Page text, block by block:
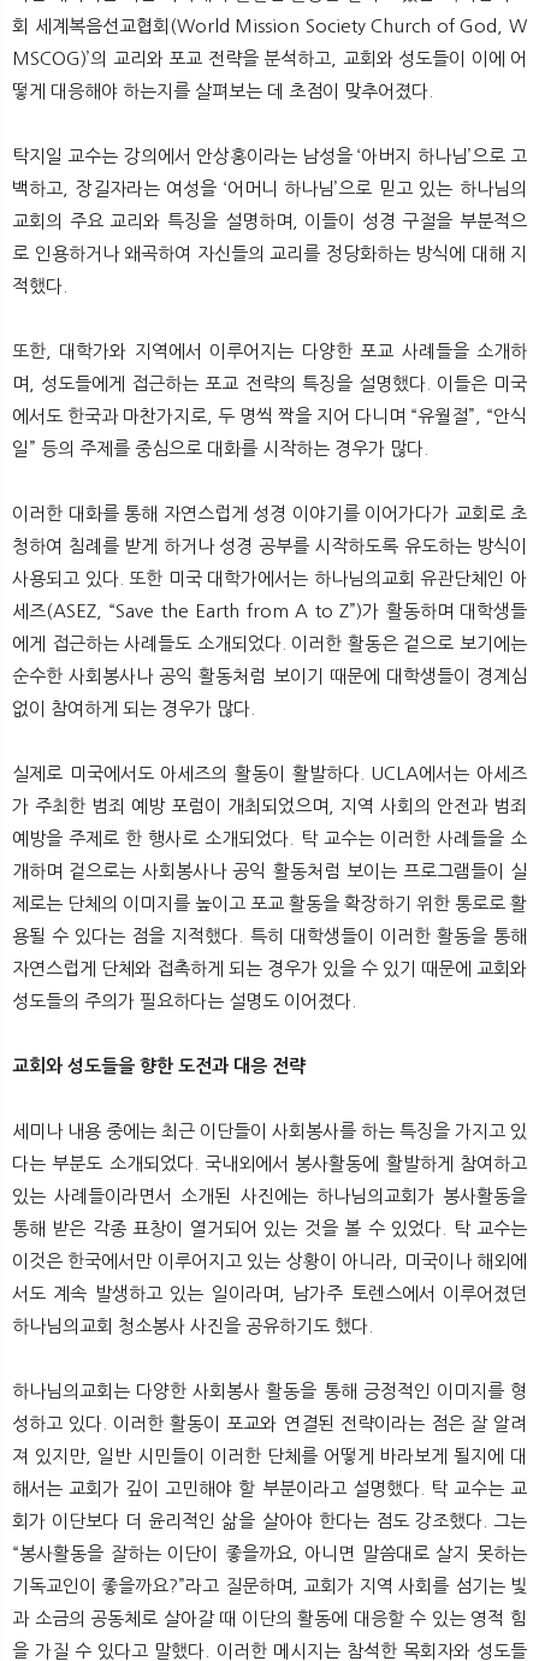
회 세계복음선교협회(World Mission Society Church of God, W
MSCOG)’의 교리와 포교 전략을 분석하고, 교회와 성도들이 이에 어
떻게 대응해야 하는지를 살펴보는 데 초점이 맞추어졌다.
탁지일 교수는 강의에서 안상홍이라는 남성을 ‘아버지 하나님’으로 고
백하고, 장길자라는 여성을 ‘어머니 하나님’으로 믿고 있는 하나님의
교회의 주요 교리와 특징을 설명하며, 이들이 성경 구절을 부분적으
로 인용하거나 왜곡하여 자신들의 교리를 정당화하는 방식에 대해 지
적했다.
또한, 대학가와 지역에서 이루어지는 다양한 포교 사례들을 소개하
며, 성도들에게 접근하는 포교 전략의 특징을 설명했다. 이들은 미국
에서도 한국과 마찬가지로, 두 명씩 짝을 지어 다니며 “유월절”, “안식
일” 등의 주제를 중심으로 대화를 시작하는 경우가 많다.
이러한 대화를 통해 자연스럽게 성경 이야기를 이어가다가 교회로 초
청하여 침례를 받게 하거나 성경 공부를 시작하도록 유도하는 방식이
사용되고 있다. 또한 미국 대학가에서는 하나님의교회 유관단체인 아
세즈(ASEZ, “Save the Earth from A to Z”)가 활동하며 대학생들
에게 접근하는 사례들도 소개되었다. 이러한 활동은 겉으로 보기에는
순수한 사회봉사나 공익 활동처럼 보이기 때문에 대학생들이 경계심
없이 참여하게 되는 경우가 많다.
실제로 미국에서도 아세즈의 활동이 활발하다. UCLA에서는 아세즈
가 주최한 범죄 예방 포럼이 개최되었으며, 지역 사회의 안전과 범죄
예방을 주제로 한 행사로 소개되었다. 탁 교수는 이러한 사례들을 소
개하며 겉으로는 사회봉사나 공익 활동처럼 보이는 프로그램들이 실
제로는 단체의 이미지를 높이고 포교 활동을 확장하기 위한 통로로 활
용될 수 있다는 점을 지적했다. 특히 대학생들이 이러한 활동을 통해
자연스럽게 단체와 접촉하게 되는 경우가 있을 수 있기 때문에 교회와
성도들의 주의가 필요하다는 설명도 이어졌다.
교회와 성도들을 향한 도전과 대응 전략
세미나 내용 중에는 최근 이단들이 사회봉사를 하는 특징을 가지고 있
다는 부분도 소개되었다. 국내외에서 봉사활동에 활발하게 참여하고
있는 사례들이라면서 소개된 사진에는 하나님의교회가 봉사활동을
통해 받은 각종 표창이 열거되어 있는 것을 볼 수 있었다. 탁 교수는
이것은 한국에서만 이루어지고 있는 상황이 아니라, 미국이나 해외에
서도 계속 발생하고 있는 일이라며, 남가주 토렌스에서 이루어졌던
하나님의교회 청소봉사 사진을 공유하기도 했다.
하나님의교회는 다양한 사회봉사 활동을 통해 긍정적인 이미지를 형
성하고 있다. 이러한 활동이 포교와 연결된 전략이라는 점은 잘 알려
져 있지만, 일반 시민들이 이러한 단체를 어떻게 바라보게 될지에 대
해서는 교회가 깊이 고민해야 할 부분이라고 설명했다. 탁 교수는 교
회가 이단보다 더 윤리적인 삶을 살아야 한다는 점도 강조했다. 그는
“봉사활동을 잘하는 이단이 좋을까요, 아니면 말씀대로 살지 못하는
기독교인이 좋을까요?”라고 질문하며, 교회가 지역 사회를 섬기는 빛
과 소금의 공동체로 살아갈 때 이단의 활동에 대응할 수 있는 영적 힘
을 가질 수 있다고 말했다. 이러한 메시지는 참석한 목회자와 성도들